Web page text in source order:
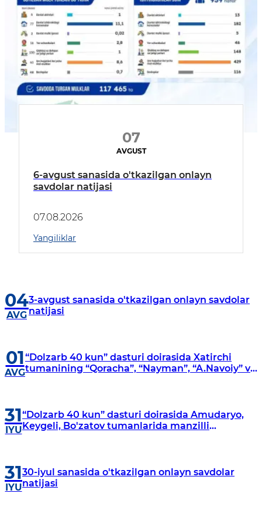
07
AVGUST
6-avgust sanasida o'tkazilgan onlayn
savdolar natijasi
07.08.2026
Yangiliklar
04
AVG
3-avgust sanasida o'tkazilgan onlayn savdolar
natijasi
01
AVG
“Dolzarb 40 kun” dasturi doirasida Xatirchi
tumanining “Qoracha”, “Nayman”, “A.Navoiy” va
31
IYU
“Dolzarb 40 kun” dasturi doirasida Amudaryo,
Keygeli, Bo'zatov tumanlarida manzilli
31
IYU
30-iyul sanasida o'tkazilgan onlayn savdolar
natijasi